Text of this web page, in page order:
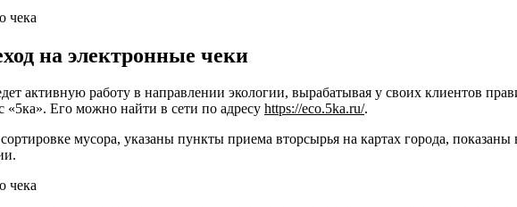
на электронные чеки
активную работу в направлении экологии, вырабатывая у своих клиентов
«5ка». Его можно найти в сети по адресу https://eco.5ka.ru/.
мусора, указаны пункты приема вторсырья на картах города,